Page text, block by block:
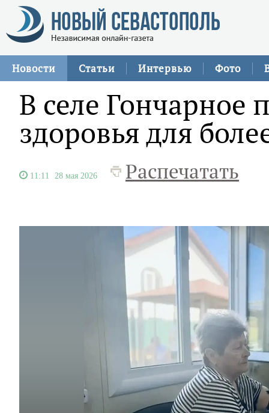
Новости Статьи Интервью Фото
В селе Гончарное
здоровья для
11:11 28 мая 2026 Распечатать